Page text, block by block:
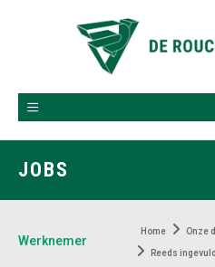
JOBS
Werknemer
Home Onze
Reeds ingevuld